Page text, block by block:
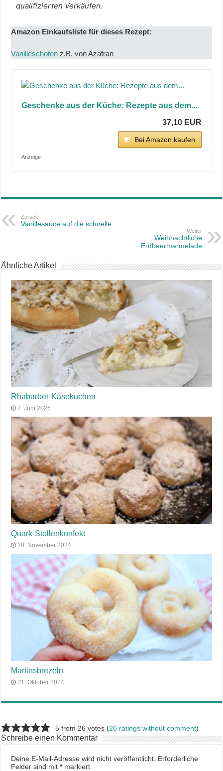
qualifizierten Verkäufen.
Amazon Einkaufsliste für dieses Rezept:
Vanilleschoten z.B. von Azafran
Geschenke aus der Küche: Rezepte aus dem...
37,10 EUR
Bei Amazon kaufen
Anzeige
Zurück
Vanillesauce auf die schnelle
Weiter
Weihnachtliche
Erdbeermarmelade
Ähnliche Artikel
Rhabarber-Käsekuchen
7. Juni 2026
Quark-Stollenkonfekt
20. November 2024
Martinsbrezeln
21. Oktober 2024
5 from 26 votes (26 ratings without comment)
Schreibe einen Kommentar
Deine E-Mail-Adresse wird nicht veröffentlicht. Erforderliche
Felder sind mit*markiert